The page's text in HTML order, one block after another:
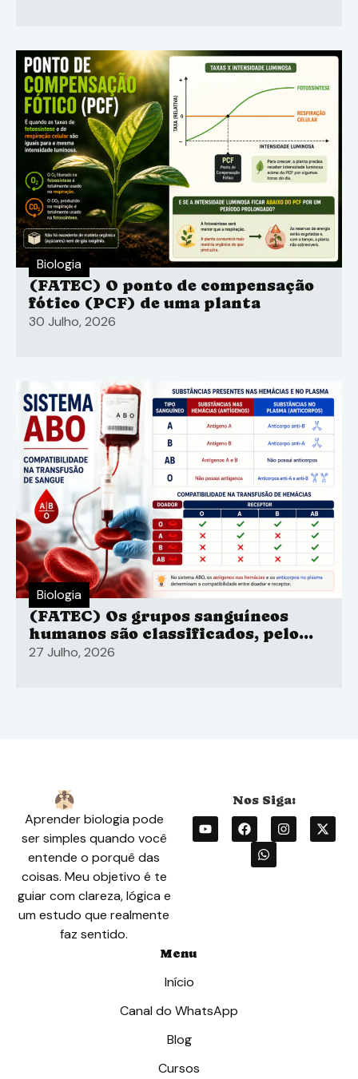
Biologia
(FATEC) O ponto de compensação
fótico (PCF) de uma planta
30 Julho, 2026
Biologia
(FATEC) Os grupos sanguíneos
humanos são classificados, pelo
sistema ABO
27 Julho, 2026
Aprender biologia pode
ser simples quando você
entende o porquê das
coisas. Meu objetivo é te
guiar com clareza, lógica e
um estudo que realmente
faz sentido.
Menu
Início
Canal do WhatsApp
Blog
Cursos